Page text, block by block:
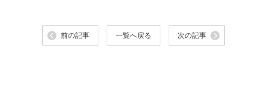
前の記事 一覧へ戻る 次の記事